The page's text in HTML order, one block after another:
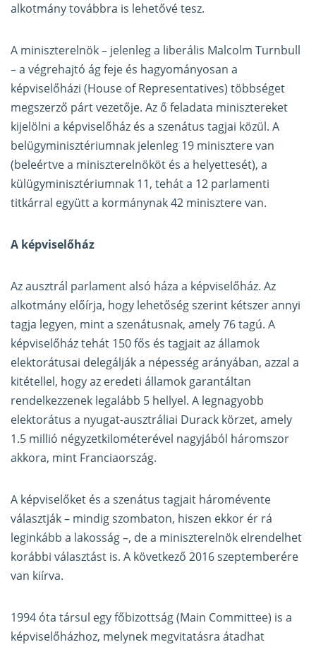
alkotmány továbbra is lehetővé tesz.
A miniszterelnök – jelenleg a liberális Malcolm Turnbull
– a végrehajtó ág feje és hagyományosan a
képviselőházi (House of Representatives) többséget
megszerző párt vezetője. Az ő feladata minisztereket
kijelölni a képviselőház és a szenátus tagjai közül. A
belügyminisztériumnak jelenleg 19 minisztere van
(beleértve a miniszterelnököt és a helyettesét), a
külügyminisztériumnak 11, tehát a 12 parlamenti
titkárral együtt a kormánynak 42 minisztere van.
A képviselőház
Az ausztrál parlament alsó háza a képviselőház. Az
alkotmány előírja, hogy lehetőség szerint kétszer annyi
tagja legyen, mint a szenátusnak, amely 76 tagú. A
képviselőház tehát 150 fős és tagjait az államok
elektorátusai delegálják a népesség arányában, azzal a
kitétellel, hogy az eredeti államok garantáltan
rendelkezzenek legalább 5 hellyel. A legnagyobb
elektorátus a nyugat-ausztráliai Durack körzet, amely
1.5 millió négyzetkilométerével nagyjából háromszor
akkora, mint Franciaország.
A képviselőket és a szenátus tagjait háromévente
választják – mindig szombaton, hiszen ekkor ér rá
leginkább a lakosság –, de a miniszterelnök elrendelhet
korábbi választást is. A következő 2016 szeptemberére
van kiírva.
1994 óta társul egy főbizottság (Main Committee) is a
képviselőházhoz, melynek megvitatásra átadhat